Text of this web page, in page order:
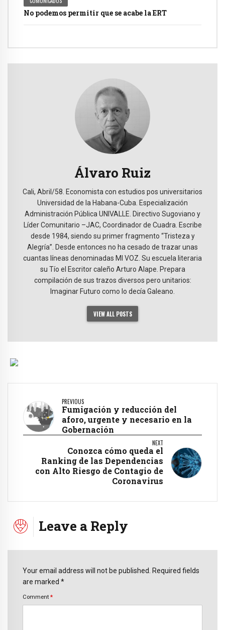
No podemos permitir que se acabe la ERT
Álvaro Ruiz
Cali, Abril/58. Economista con estudios pos universitarios
Universidad de la Habana-Cuba. Especialización
Administración Pública UNIVALLE. Directivo Sugoviano y
Líder Comunitario –JAC, Coordinador de Cuadra. Escribe
desde 1984, siendo su primer fragmento “Tristeza y
Alegría”. Desde entonces no ha cesado de trazar unas
cuantas líneas denominadas MI VOZ. Su escuela literaria
su Tío el Escritor caleño Arturo Alape. Prepara
compilación de sus trazos diversos pero unitarios:
Imaginar Futuro como lo decía Galeano.
VIEW ALL POSTS
PREVIOUS
Fumigación y reducción del
aforo, urgente y necesario en la
Gobernación
NEXT
Conozca cómo queda el
Ranking de las Dependencias
con Alto Riesgo de Contagio de
Coronavirus
Leave a Reply
Your email address will not be published. Required fields
are marked *
Comment *